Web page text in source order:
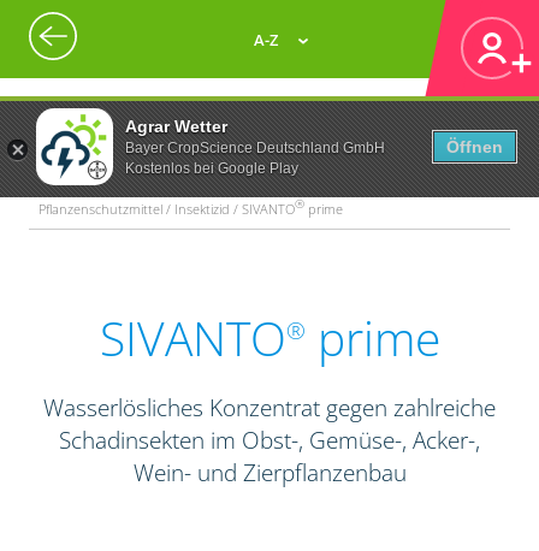
Agrar Wetter
Bayer CropScience Deutschland GmbH
Kostenlos bei Google Play
Öffnen
A-Z
Pflanzenschutzmittel / Insektizid / SIVANTO® prime
SIVANTO® prime
Wasserlösliches Konzentrat gegen zahlreiche
Schadinsekten im Obst-, Gemüse-, Acker-,
Wein- und Zierpflanzenbau